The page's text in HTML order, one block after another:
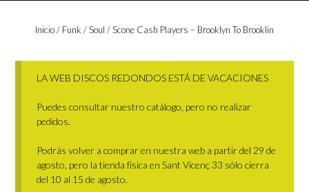
Inicio/ Funk / Soul / Scone Cash Players – Brooklyn To Brooklin
LA WEB DISCOS REDONDOS ESTÁ DE VACACIONES
Puedes consultar nuestro catálogo, pero no realizar
pedidos.
Podrás volver a comprar en nuestra web a partir del 29 de
agosto, pero la tienda física en Sant Vicenç 33 sólo cierra
del 10 al 15 de agosto.